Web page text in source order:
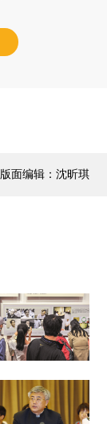
面编辑：沈昕琪